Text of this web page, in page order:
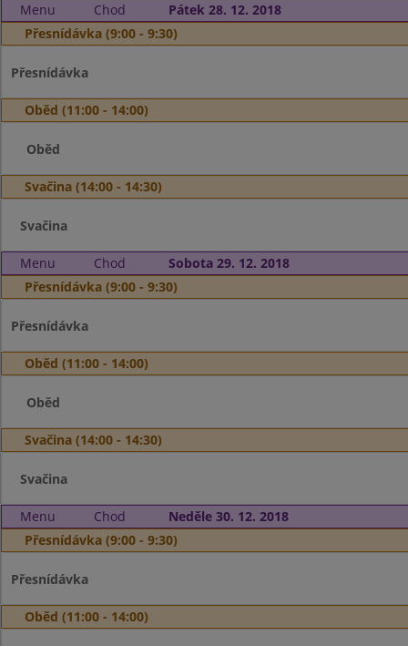
Menu Chod
Pátek 28. 12. 2018
Přesnídávka (9:00 - 9:30)
Přesnídávka
Oběd (11:00 - 14:00)
Oběd
Svačina (14:00 - 14:30)
Svačina
Menu Chod
Sobota 29. 12. 2018
Přesnídávka (9:00 - 9:30)
Přesnídávka
Oběd (11:00 - 14:00)
Oběd
Svačina (14:00 - 14:30)
Svačina
Menu Chod
Neděle 30. 12. 2018
Přesnídávka (9:00 - 9:30)
Přesnídávka
Oběd (11:00 - 14:00)